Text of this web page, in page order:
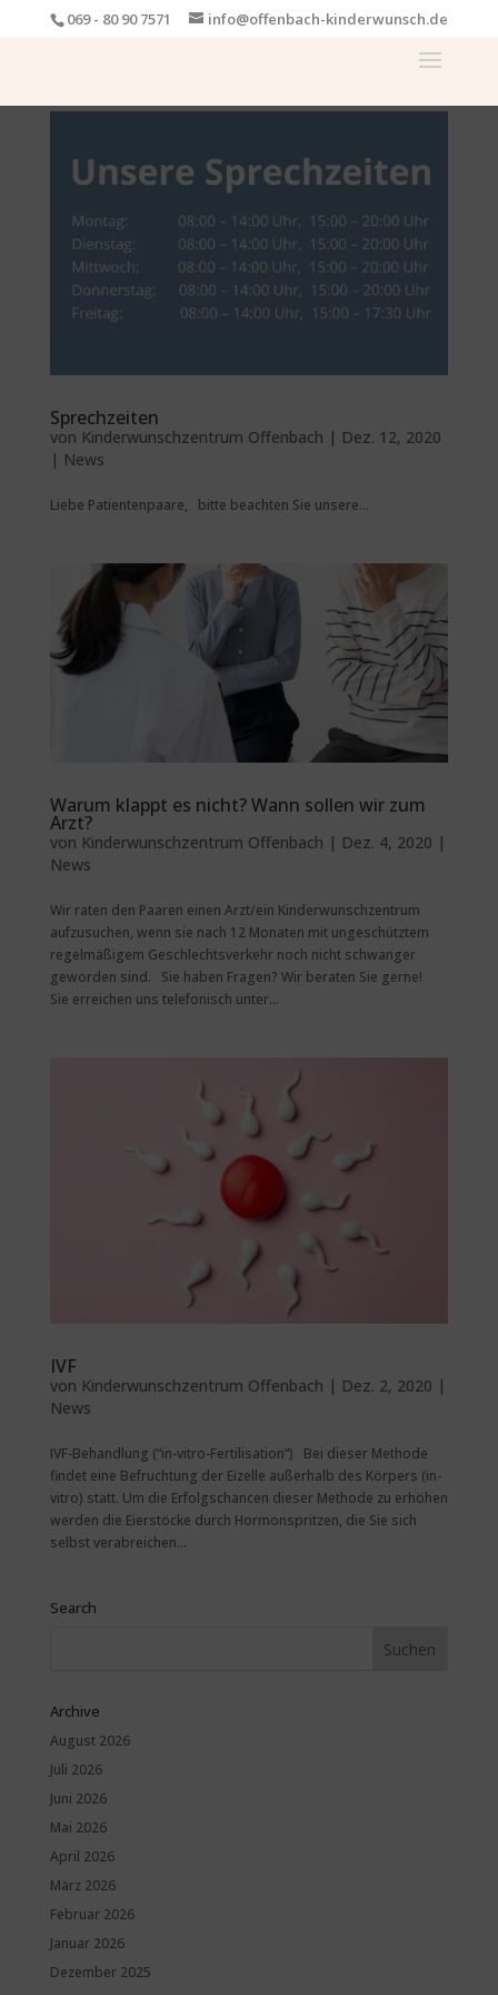
069 - 80 90 7571 info@offenbach-kinderwunsch.de
Sprechzeiten
von Kinderwunschzentrum Offenbach | Dez. 12, 2020
| News
Liebe Patientenpaare, bitte beachten Sie unsere...
Warum klappt es nicht? Wann sollen wir zum
Arzt?
von Kinderwunschzentrum Offenbach | Dez. 4, 2020 |
News
Wir raten den Paaren einen Arzt/ein Kinderwunschzentrum
aufzusuchen, wenn sie nach 12 Monaten mit ungeschütztem
regelmäßigem Geschlechtsverkehr noch nicht schwanger
geworden sind. Sie haben Fragen? Wir beraten Sie gerne!
Sie erreichen uns telefonisch unter...
IVF
von Kinderwunschzentrum Offenbach | Dez. 2, 2020 |
News
IVF-Behandlung (“in-vitro-Fertilisation”) Bei dieser Methode
findet eine Befruchtung der Eizelle außerhalb des Körpers (in-
vitro) statt. Um die Erfolgschancen dieser Methode zu erhöhen
werden die Eierstöcke durch Hormonspritzen, die Sie sich
selbst verabreichen...
Search
Archive
August 2026
Juli 2026
Juni 2026
Mai 2026
April 2026
März 2026
Februar 2026
Januar 2026
Dezember 2025